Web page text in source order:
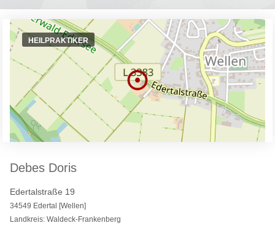
HEILPRAKTIKER
Debes Doris
Edertalstraße 19
34549 Edertal [Wellen]
Landkreis: Waldeck-Frankenberg